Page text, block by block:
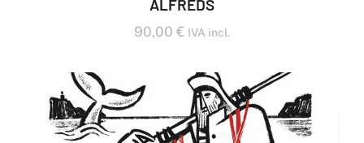
ALFREDS
90,00 € IVA incl.